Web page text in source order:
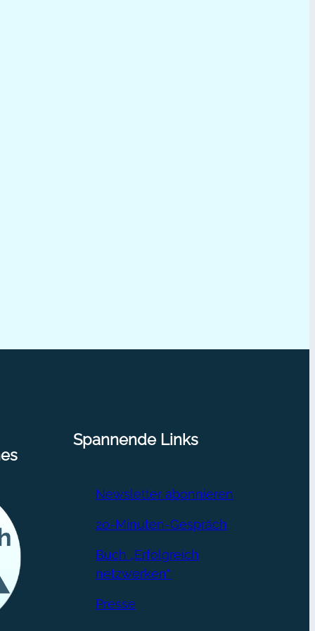
Spannende Links
Newsletter abonnieren
20-Minuten-Gespräch
Buch „Erfolgreich
netzwerken“
Presse